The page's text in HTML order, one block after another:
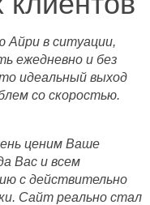
Айри в ситуации,
ежедневно и без
идеальный выход
со скоростью.
ценим Ваше
Вас и всем
с действительно
Сайт реально стал